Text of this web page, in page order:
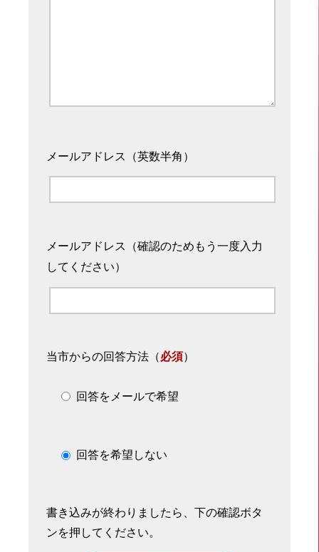
メールアドレス（英数半角）
メールアドレス（確認のためもう一度入力
してください）
当市からの回答方法 （必須）
回答をメールで希望
回答を希望しない
書き込みが終わりましたら、下の確認ボタ
ンを押してください。